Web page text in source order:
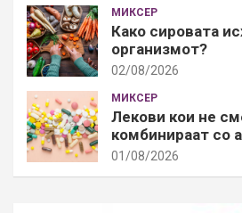
МИКСЕР
Како сировата
организмот?
02/08/2026
МИКСЕР
Лекови кои не
комбинираат со
01/08/2026